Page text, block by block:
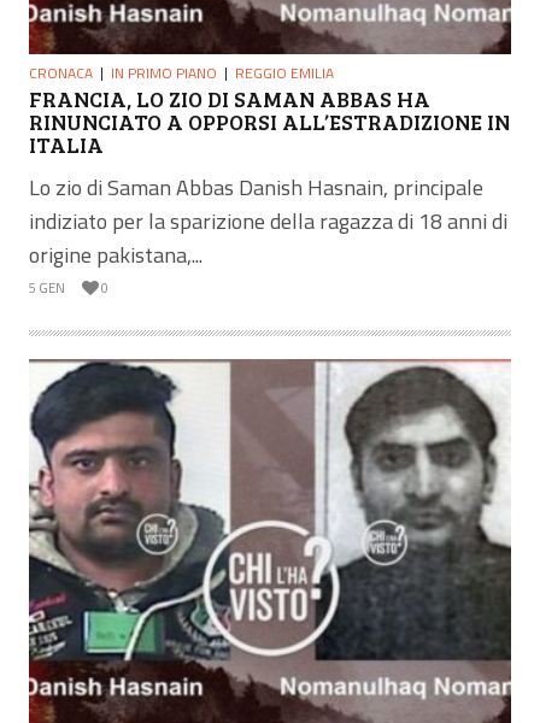
CRONACA IN PRIMO PIANO REGGIO EMILIA
FRANCIA, LO ZIO DI SAMAN ABBAS HA
RINUNCIATO A OPPORSI ALL’ESTRADIZIONE IN
ITALIA
Lo zio di Saman Abbas Danish Hasnain, principale
indiziato per la sparizione della ragazza di 18 anni di
origine pakistana,...
5 GEN 0